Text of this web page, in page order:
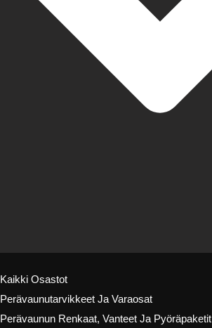
Kaikki Osastot
Perävaunutarvikkeet Ja Varaosat
Perävaunun Renkaat, Vanteet Ja Pyöräpaketit